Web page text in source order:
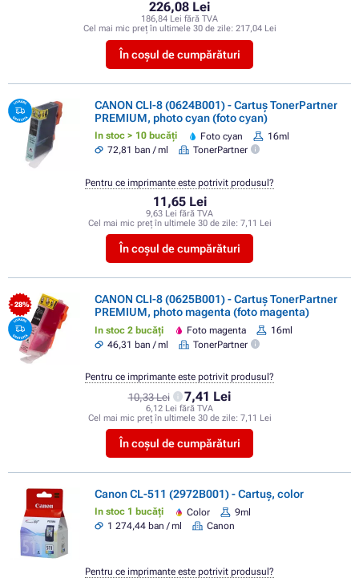
226,08 Lei
186,84 Lei fără TVA
Cel mai mic preț în ultimele 30 de zile: 217,04 Lei
În coșul de cumpărături
CANON CLI-8 (0624B001) - Cartuș TonerPartner
PREMIUM, photo cyan (foto cyan)
In stoc > 10 bucăți Foto cyan
16ml
72,81 ban / ml
TonerPartner
11,65 Lei
9,63 Lei fără TVA
Cel mai mic preț în ultimele 30 de zile: 7,11 Lei
În coșul de cumpărături
Pentru ce imprimante este potrivit produsul?
- 28%
CANON CLI-8 (0625B001) - Cartuș TonerPartner
PREMIUM, photo magenta (foto magenta)
In stoc 2 bucăți Foto magenta
16ml
46,31 ban / ml
TonerPartner
10,33 Lei 7,41 Lei
6,12 Lei fără TVA
Cel mai mic preț în ultimele 30 de zile: 7,11 Lei
În coșul de cumpărături
Pentru ce imprimante este potrivit produsul?
Canon CL-511 (2972B001) - Cartuș, color
In stoc 1 bucăți Color
9ml
1 274,44 ban / ml
Canon
Pentru ce imprimante este potrivit produsul?